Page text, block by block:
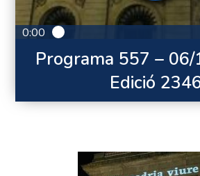
0:00
Programa 557 –
Edició